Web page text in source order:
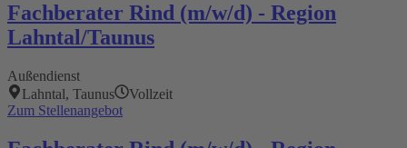
Fachberater Rind (m/w/d) - Region
Lahntal/Taunus
Außendienst
Lahntal, Taunus
Vollzeit
Zum Stellenangebot